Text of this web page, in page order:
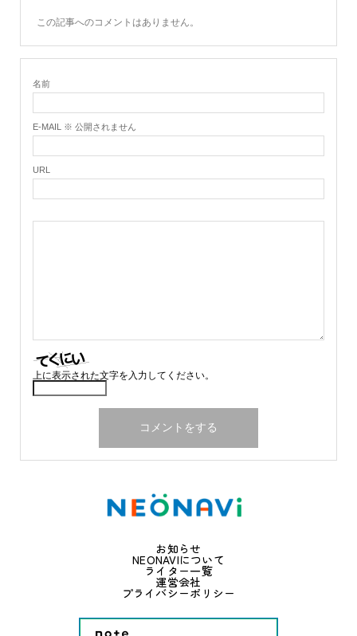
この記事へのコメントはありません。
名前
E-MAIL ※ 公開されません
URL
上に表示された文字を入力してください。
お知らせ
NEONAVIについて
ライター一覧
運営会社
プライバシーポリシー